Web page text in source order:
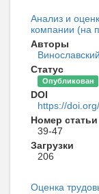
Анализ и
компании (на
Авторы
Статус
Опубликован
DOI
https://
Номер статьи
39-47
Загрузки
206
Оценка